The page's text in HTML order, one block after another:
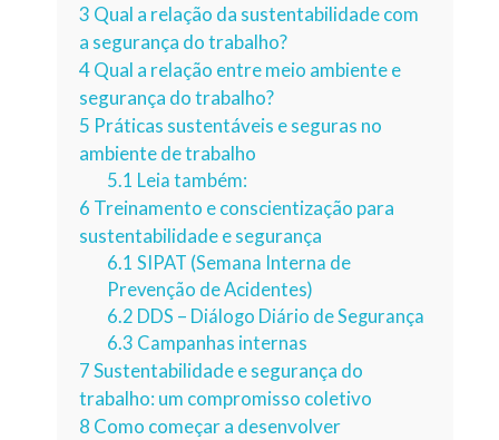
3 Qual a relação da sustentabilidade com
a segurança do trabalho?
4Qual a relação entre meio ambiente e
segurança do trabalho?
5 Práticas sustentáveis e seguras no
ambiente de trabalho
5.1 Leia também:
6 Treinamento e conscientização para
sustentabilidade e segurança
6.1 SIPAT (Semana Interna de
Prevenção de Acidentes)
6.2 DDS – Diálogo Diário de Segurança
6.3 Campanhas internas
7Sustentabilidade e segurança do
trabalho: um compromisso coletivo
8 Como começar a desenvolver